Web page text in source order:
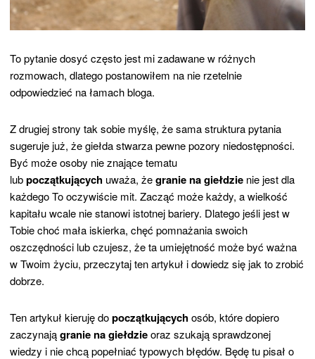
To pytanie dosyć często jest mi zadawane w różnych
rozmowach, dlatego postanowiłem na nie rzetelnie
odpowiedzieć na łamach bloga.
Z drugiej strony tak sobie myślę, że sama struktura pytania
sugeruje już, że giełda stwarza pewne pozory niedostępności.
Być może osoby nie znające tematu
lubpoczątkujących uważa, żegranie na giełdzie nie jest dla
każdego To oczywiście mit. Zacząć może każdy, a wielkość
kapitału wcale nie stanowi istotnej bariery. Dlatego jeśli jest w
Tobie choć mała iskierka, chęć pomnażania swoich
oszczędności lub czujesz, że ta umiejętność może być ważna
w Twoim życiu, przeczytaj ten artykuł i dowiedz się jak to zrobić
dobrze.
Ten artykuł kieruję dopoczątkującychosób, które dopiero
zaczynajągranie na giełdzieoraz szukają sprawdzonej
wiedzy i nie chcą popełniać typowych błędów. Będę tu pisał o